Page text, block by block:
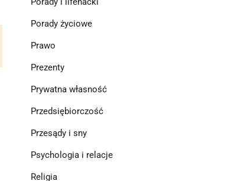
Porady życiowe
Prawo
Prezenty
Prywatna własność
Przedsiębiorczość
Przesądy i sny
Psychologia i relacje
Religia